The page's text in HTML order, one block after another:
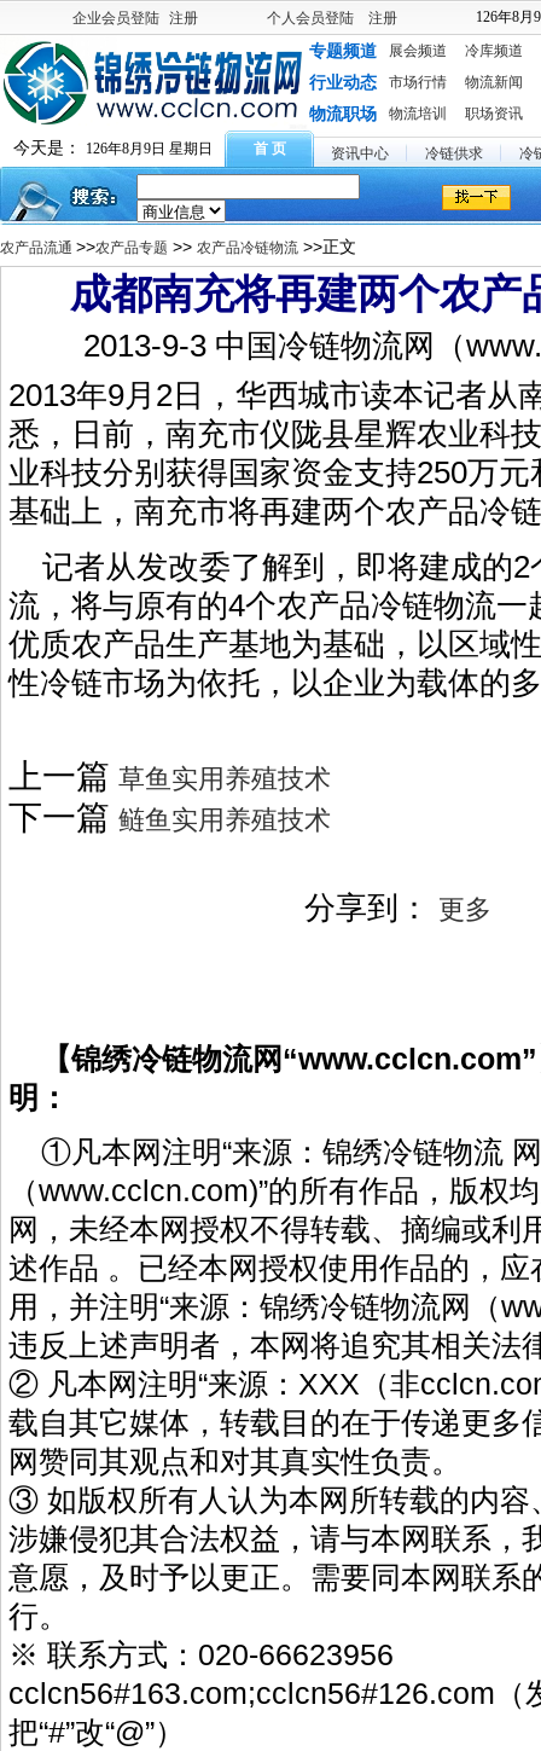
企业会员登陆 注册 个人会员登陆 注册 126年8月
专题频道 展会频道 冷库频道
行业动态 市场行情 物流新闻
物流职场 物流培训 职场资讯
今天是： 126年8月9日 星期日 首 页 资讯中心 冷链供求 冷
农产品流通 >>农产品专题 >> 农产品冷链物流 >>正文
成都南充将再建两个农产
2013-9-3 中国冷链物流网（
2013年9月2日，华西城市读本记者从
悉，日前，南充市仪陇县星辉农业科
业科技分别获得国家资金支持250万
基础上，南充市将再建两个农产品冷
记者从发改委了解到，即将建成的2
流，将与原有的4个农产品冷链物流一
优质农产品生产基地为基础，以区域
性冷链市场为依托，以企业为载体的
上一篇 草鱼实用养殖技术
下一篇 鲢鱼实用养殖技术
分享到： 更多
【锦绣冷链物流网
明：
①凡本网注明“来源：锦绣冷链物流 网
（www.cclcn.com)”的所有作品，版权
网，未经本网授权不得转载、摘编或利
述作品 。已经本网授权使用作品的，应
用，并注明“来源：锦绣冷链物流网（
违反上述声明者，本网将追究其相关法
② 凡本网注明“来源：XXX（非
载自其它媒体，转载目的在于传递更多
网赞同其观点和对其真实性负责。
③ 如版权所有人认为本网所转载的内容
涉嫌侵犯其合法权益，请与本网联系，
意愿，及时予以更正。需要同本网联系
行。
※ 联系方式：020-66623956
cclcn56#163.com;cclcn56#126.com（
把“#”改“@”）